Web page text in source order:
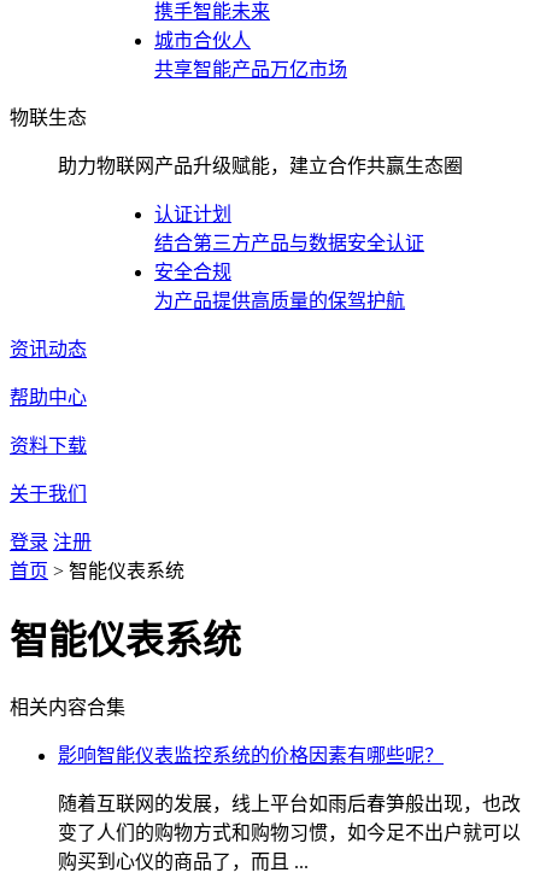
携手智能未来
城市合伙人
共享智能产品万亿市场
物联生态
助力物联网产品升级赋能，建立合作共赢生态圈
认证计划
结合第三方产品与数据安全认证
安全合规
为产品提供高质量的保驾护航
资讯动态
帮助中心
资料下载
关于我们
登录 注册
首页 > 智能仪表系统
智能仪表系统
相关内容合集
影响智能仪表监控系统的价格因素有哪些呢？
随着互联网的发展，线上平台如雨后春笋般出现，也改
变了人们的购物方式和购物习惯，如今足不出户就可以
购买到心仪的商品了，而且 ...